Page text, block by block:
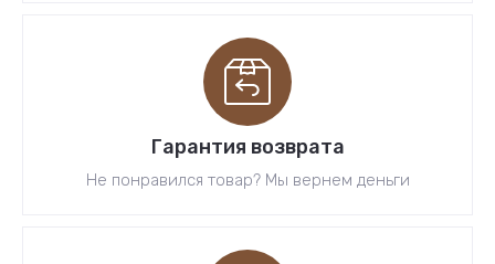
Гарантия возврата
Не понравился товар? Мы вернем деньги